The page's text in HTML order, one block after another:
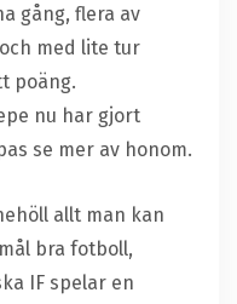
gång, flera av
med lite tur
poäng.
nu har gjort
se mer av honom.
allt man kan
bra fotboll,
IF spelar en